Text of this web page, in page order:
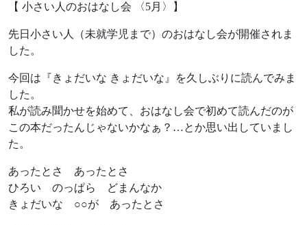
【 小さい人のおはなし会 〈5月〉】
先日小さい人（未就学児まで）のおはなし会が開催されま
した。
今回は『きょだいな きょだいな』を久しぶりに読んでみま
した。
私が読み聞かせを始めて、おはなし会で初めて読んだのが
この本だったんじゃないかなぁ？…とか思い出していまし
た。
あったとさ あったとさ
ひろい のっぱら どまんなか
きょだいな ○○が あったとさ